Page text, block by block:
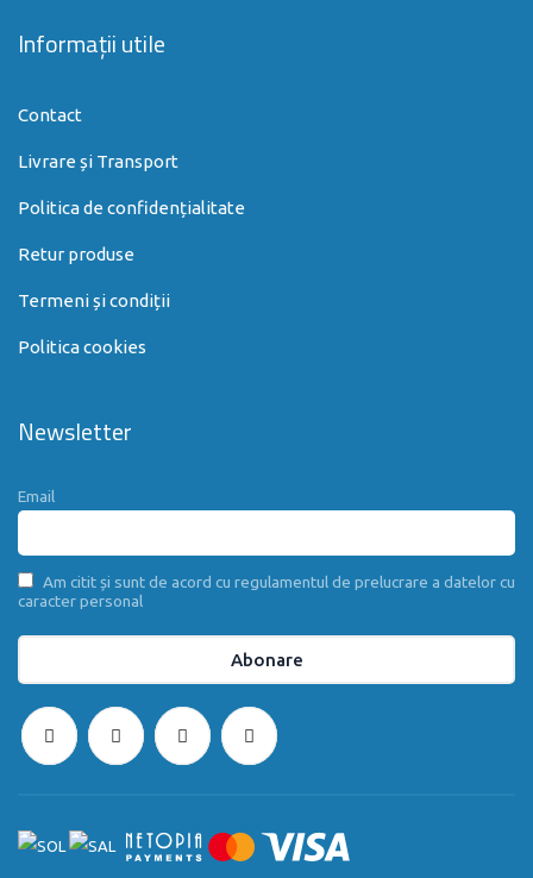
Informații utile
Contact
Livrare și Transport
Politica de confidențialitate
Retur produse
Termeni și condiții
Politica cookies
Newsletter
Email
Am citit și sunt de acord cu regulamentul de prelucrare a datelor cu
caracter personal